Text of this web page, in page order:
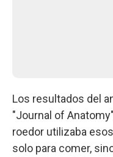
Los resultados del
"Journal of
roedor utilizaba
solo para comer,